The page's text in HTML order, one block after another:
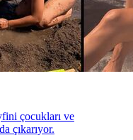
çocukları ve
çıkarıyor.